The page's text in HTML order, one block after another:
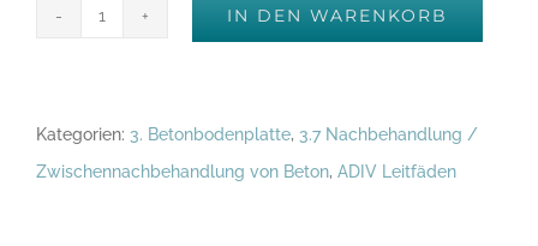
Nachbehandlung
und
IN DEN WARENKORB
Kategorien: 3. Betonbodenplatte, 3.7 Nachbehandlung /
Zwischennachbehandlung von Beton, ADIV Leitfäden